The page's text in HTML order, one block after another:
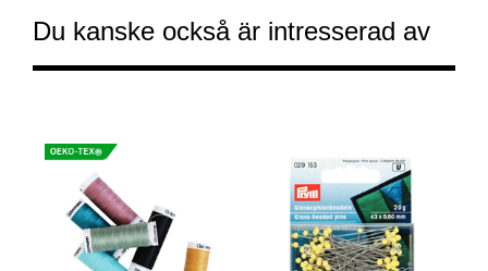
Du kanske också är intresserad av